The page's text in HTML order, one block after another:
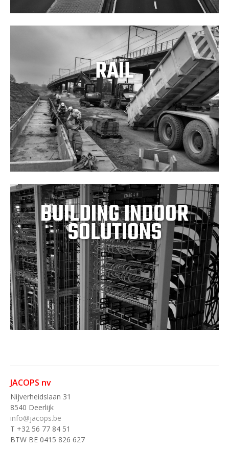
RAIL
BUILDING INDOOR
SOLUTIONS
JACOPS nv
Nijverheidslaan 31
8540 Deerlijk
info@jacops.be
T +32 56 77 84 51
BTW BE 0415 826 627